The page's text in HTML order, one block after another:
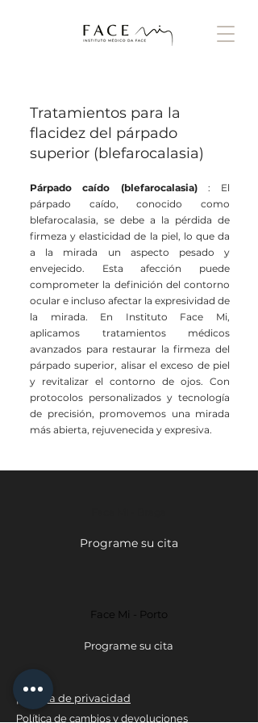
Tratamientos para la
flacidez del párpado
superior (blefarocalasia)
Párpado caído (blefarocalasia) : El
párpado caído, conocido como
blefarocalasia, se debe a la pérdida de
firmeza y elasticidad de la piel, lo que da
a la mirada un aspecto pesado y
envejecido. Esta afección puede
comprometer la definición del contorno
ocular e incluso afectar la expresividad de
la mirada. En Instituto Face Mi,
aplicamos tratamientos médicos
avanzados para restaurar la firmeza del
párpado superior, alisar el exceso de piel
y revitalizar el contorno de ojos. Con
protocolos personalizados y tecnología
de precisión, promovemos una mirada
más abierta, rejuvenecida y expresiva.
Programe su cita
Face Mi - Porto
Programe su cita
política de privacidad
Política de cambios y devoluciones